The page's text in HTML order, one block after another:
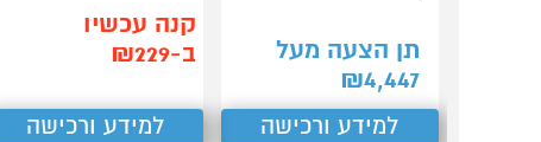
תן הצעה מעל
4,447
₪
למידע ורכישה
קנה עכשיו
ב-₪229
למידע ורכישה